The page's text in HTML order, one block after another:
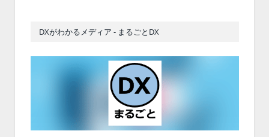
DXがわかるメディア - まるごとDX